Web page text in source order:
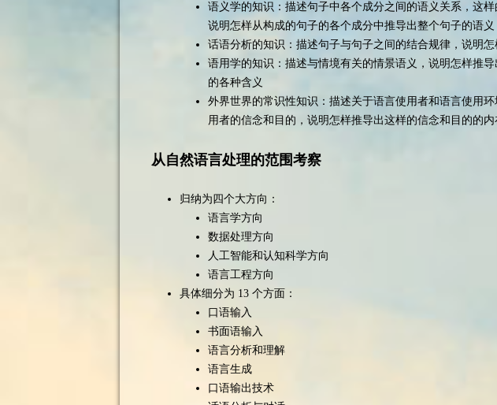
语义学的知识：描述句子中各个成分之间的语义关系，这样
说明怎样从构成的句子的各个成分中推导出整个句子的语义
话语分析的知识：描述句子与句子之间的结合规律，说明
语用学的知识：描述与情境有关的情景语义，说明怎样推
的各种含义
外界世界的常识性知识：描述关于语言使用者和语言使用
用者的信念和目的，说明怎样推导出这样的信念和目的的内
从自然语言处理的范围考察
归纳为四个大方向：
语言学方向
数据处理方向
人工智能和认知科学方向
语言工程方向
具体细分为 13 个方面：
口语输入
书面语输入
语言分析和理解
语言生成
口语输出技术